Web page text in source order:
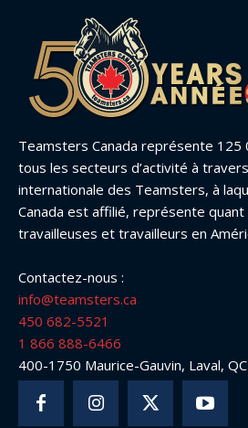
Teamsters Canada représente 125
tous les secteurs d’activité à
internationale des Teamsters, à
Canada est affilié, représente quant
travailleuses et travailleurs en
Contactez-nous :
info@teamsters.ca
450 682-5521
1 866 888-6466
400-1750 Maurice-Gauvin, Laval,